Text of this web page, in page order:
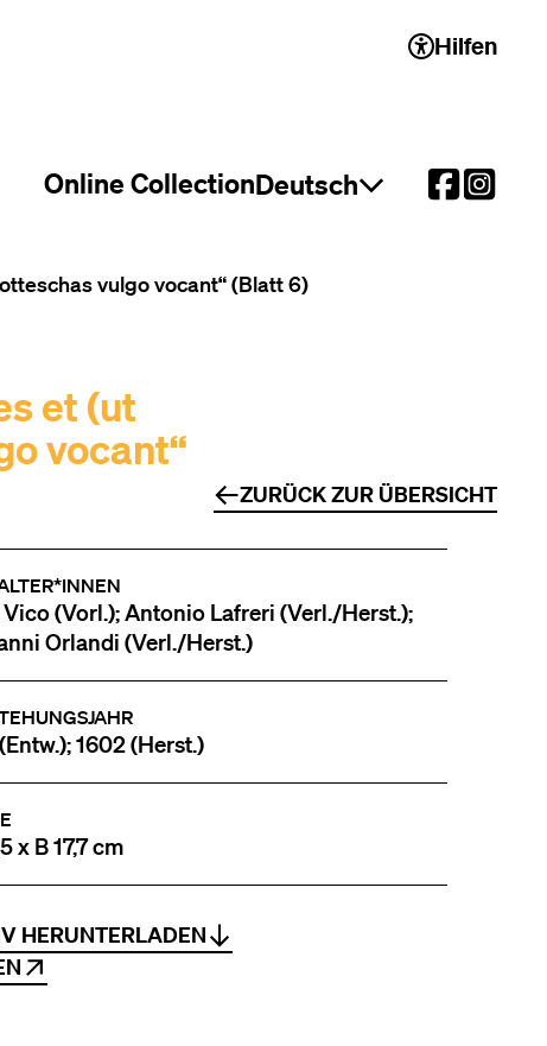
Hilfen
Online CollectionSprachauswahl öffnen
Deutsch
vulgo vocant“ (Blatt 6)
et (ut
vocant“
ZURÜCK ZUR ÜBERSICHT
Vico (Vorl.); Antonio Lafreri (Verl./Herst.);
Orlandi (Verl./Herst.)
1602 (Herst.)
x B 17,7 cm
HERUNTERLADEN